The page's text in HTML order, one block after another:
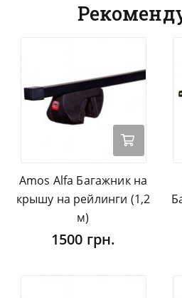
Amos Alfa Багажник на
крышу на рейлинги (1,2
м)
1500 грн.